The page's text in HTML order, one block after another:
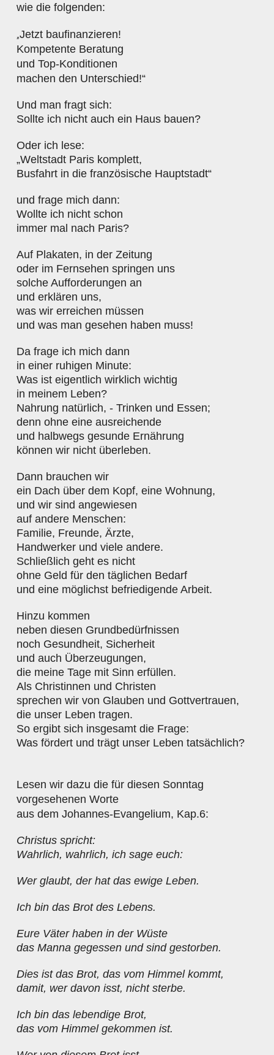
wie die folgenden:
„Jetzt baufinanzieren!
Kompetente Beratung
und Top-Konditionen
machen den Unterschied!“
Und man fragt sich:
Sollte ich nicht auch ein Haus bauen?
Oder ich lese:
„Weltstadt Paris komplett,
Busfahrt in die französische Hauptstadt“
und frage mich dann:
Wollte ich nicht schon
immer mal nach Paris?
Auf Plakaten, in der Zeitung
oder im Fernsehen springen uns
solche Aufforderungen an
und erklären uns,
was wir erreichen müssen
und was man gesehen haben muss!
Da frage ich mich dann
in einer ruhigen Minute:
Was ist eigentlich wirklich wichtig
in meinem Leben?
Nahrung natürlich, - Trinken und Essen;
denn ohne eine ausreichende
und halbwegs gesunde Ernährung
können wir nicht überleben.
Dann brauchen wir
ein Dach über dem Kopf, eine Wohnung,
und wir sind angewiesen
auf andere Menschen:
Familie, Freunde, Ärzte,
Handwerker und viele andere.
Schließlich geht es nicht
ohne Geld für den täglichen Bedarf
und eine möglichst befriedigende Arbeit.
Hinzu kommen
neben diesen Grundbedürfnissen
noch Gesundheit, Sicherheit
und auch Überzeugungen,
die meine Tage mit Sinn erfüllen.
Als Christinnen und Christen
sprechen wir von Glauben und Gottvertrauen,
die unser Leben tragen.
So ergibt sich insgesamt die Frage:
Was fördert und trägt unser Leben tatsächlich?
Lesen wir dazu die für diesen Sonntag
vorgesehenen Worte
aus dem Johannes-Evangelium, Kap.6:
Christus spricht:
Wahrlich, wahrlich, ich sage euch:
Wer glaubt, der hat das ewige Leben.
Ich bin das Brot des Lebens.
Eure Väter haben in der Wüste
das Manna gegessen und sind gestorben.
Dies ist das Brot, das vom Himmel kommt,
damit, wer davon isst, nicht sterbe.
Ich bin das lebendige Brot,
das vom Himmel gekommen ist.